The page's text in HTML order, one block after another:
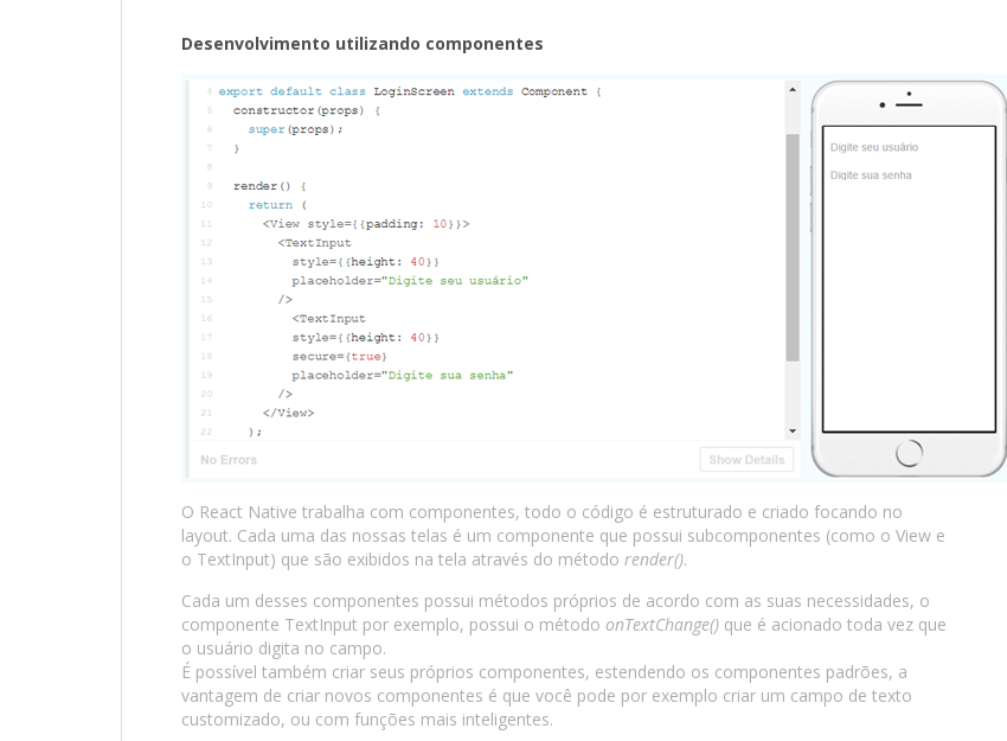
Desenvolvimento utilizando componentes
O React Native trabalha com componentes, todo o código é estruturado e criado focando no
layout. Cada uma das nossas telas é um componente que possui subcomponentes (como o View e
o TextInput) que são exibidos na tela através do método render().
Cada um desses componentes possui métodos próprios de acordo com as suas necessidades, o
componente TextInput por exemplo, possui o método onTextChange() que é acionado toda vez que
o usuário digita no campo.
É possível também criar seus próprios componentes, estendendo os componentes padrões, a
vantagem de criar novos componentes é que você pode por exemplo criar um campo de texto
customizado, ou com funções mais inteligentes.